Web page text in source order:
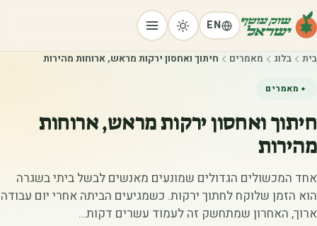
EN
בית בלוג מאמרים חיתוך ואחסון ירקות מראש, ארוחות מהירות
מאמרים
חיתוך ואחסון ירקות מראש, ארוחות
מהירות
אחד המכשולים הגדולים שמונעים מאנשים לבשל ביתי בשגרה
הוא הזמן שלוקח לחתוך ירקות. כשמגיעים הביתה אחרי יום עבודה
ארוך, האחרון שמתחשק זה לעמוד עשרים דקות…